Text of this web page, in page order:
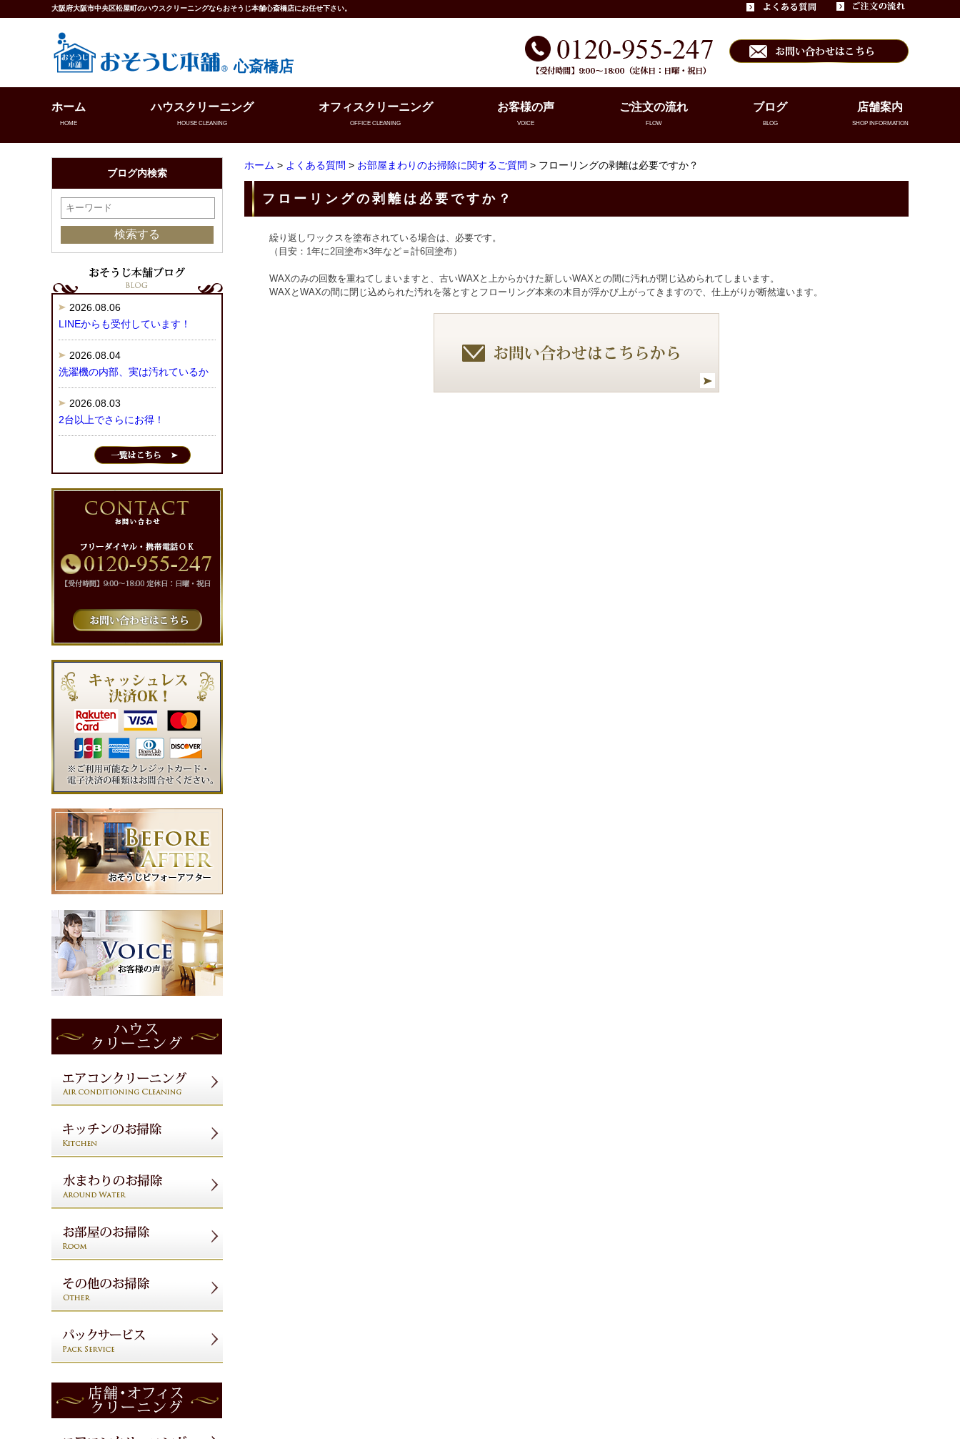
大阪府大阪市中央区松屋町のハウスクリーニングならおそうじ本舗心斎橋店にお任せ下さい。
心斎橋店
ホーム
HOME
ハウスクリーニング
HOUSE CLEANING
オフィスクリーニング
OFFICE CLEANING
お客様の声
VOICE
ご注文の流れ
FLOW
ブログ
BLOG
店舗案内
SHOP INFORMATION
ホーム > よくある質問 > お部屋まわりのお掃除に関するご質問 > フローリングの剥離は必要ですか？
フローリングの剥離は必要ですか？
繰り返しワックスを塗布されている場合は、必要です。
（目安：1年に2回塗布×3年など＝計6回塗布）
WAXのみの回数を重ねてしまいますと、古いWAXと上からかけた新しいWAXとの間に汚れが閉じ込められてしまいます。
WAXとWAXの間に閉じ込められた汚れを落とすとフローリング本来の木目が浮かび上がってきますので、仕上がりが断然違います。
ブログ内検索
2026.08.06
LINEからも受付しています！
2026.08.04
洗濯機の内部、実は汚れているか
2026.08.03
2台以上でさらにお得！